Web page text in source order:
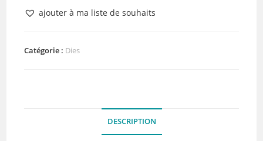
Dies
Tickets
Chiffres
ajouter à ma liste de souhaits
Catégorie : Dies
DESCRIPTION